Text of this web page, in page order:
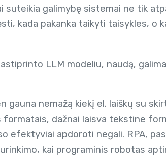
suteikia galimybę sistemai ne tik
kada pakanka taikyti taisykles, o
LLM modeliu, naudą,
gauna nemažą kiekį el. laiškų su
formatais, dažnai laisva tekstine
efektyviai apdoroti negali. RPA,
kai programinis robotas